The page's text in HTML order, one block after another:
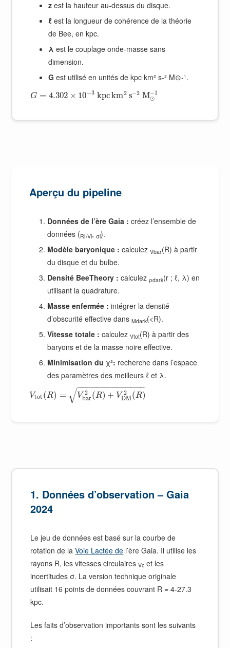
z est la hauteur au-dessus du disque.
ℓ est la longueur de cohérence de la théorie
de Bee, en kpc.
λ est le couplage onde-masse sans
dimension.
G est utilisé en unités de kpc km² s-² M⊙-¹.
G = 4.302 × 10−3 kpckm2 s−2 M−1
⊙
Aperçu du pipeline
Données de l’ère Gaia : créez l’ensemble de
données (Ri,Vi,σi).
Modèle baryonique : calculezVbar(R) à partir
du disque et du bulbe.
Densité BeeTheory : calculezρdark(r ; ℓ, λ) en
utilisant la quadrature.
Masse enfermée : intégrer la densité
d’obscurité effective dansMdark(<R).
Vitesse totale : calculezVtot(R) à partir des
baryons et de la masse noire effective.
Minimisation du χ²: recherche dans l’espace
des paramètres des meilleurs ℓ et λ.
Vtot (R) = V 2
bar(R) + V 2
DM(R)
− −
−−−−−−−−−−−−
√
1. Données d’observation – Gaia
2024
Le jeu de données est basé sur la courbe de
rotation de laVoie Lactée de l’ère Gaia. Il utilise les
rayons R, les vitesses circulairesVc et les
incertitudes σ. La version technique originale
utilisait 16 points de données couvrant R = 4-27.3
kpc.
Les faits d’observation importants sont les suivants
: